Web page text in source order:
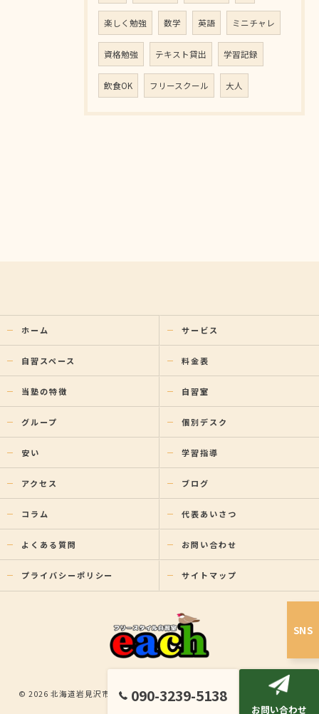
楽しく勉強 数学 英語 ミニチャレ
資格勉強 テキスト貸出 学習記録
飲食OK フリースクール 大人
SNS
090-3239-5138
お問い合わせ
ホーム サービス
自習スペース 料金表
当塾の特徴 自習室
グループ 個別デスク
安い 学習指導
アクセス ブログ
コラム 代表あいさつ
よくある質問 お問い合わせ
プライバシーポリシー サイトマップ
© 2026 北海道岩見沢市の塾ならフリースタイル自習室each ALL RIGHTS